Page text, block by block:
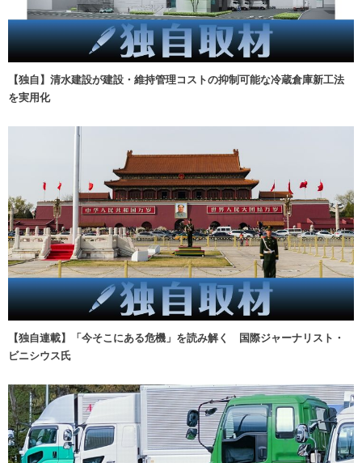
【独自】清水建設が建設・維持管理コストの抑制可能な冷蔵倉庫新工法
を実用化
【独自連載】「今そこにある危機」を読み解く 国際ジャーナリスト・
ビニシウス氏